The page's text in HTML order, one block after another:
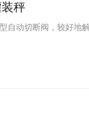
秤
自动切断阀，较好地